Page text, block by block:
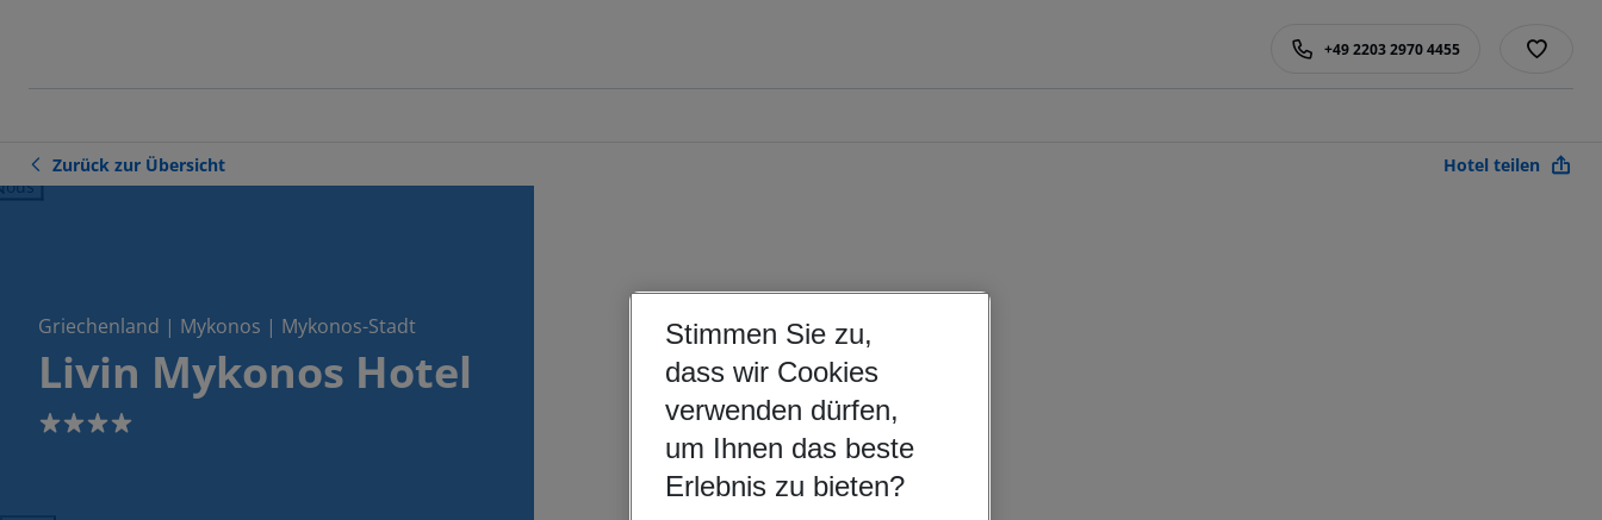
+49 2203 2970 4455
Zurück zur Übersicht Hotel teilen
Griechenland | Mykonos | Mykonos-Stadt
Livin Mykonos Hotel
4
Stimmen Sie zu,
dass wir Cookies
verwenden dürfen,
um Ihnen das beste
Erlebnis zu bieten?